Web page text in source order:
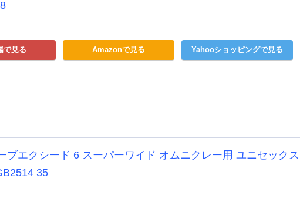
で見る Amazonで見る Yahooショッピングで見る
ブエクシード 6 スーパーワイド オムニクレー用 ユニセックス
35